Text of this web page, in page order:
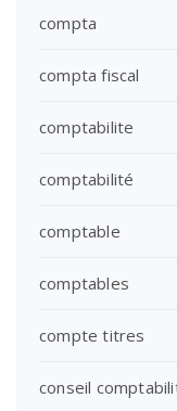
compta
compta fiscal
comptabilite
comptabilité
comptable
comptables
compte titres
conseil